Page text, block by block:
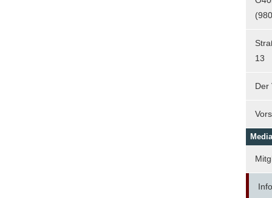
13
Der